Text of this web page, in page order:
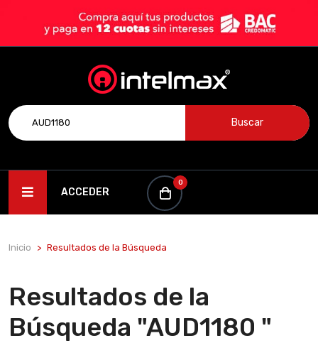
Buscar
ACCEDER
0
Inicio Resultados de la Búsqueda
Resultados de la
Búsqueda "AUD1180 "